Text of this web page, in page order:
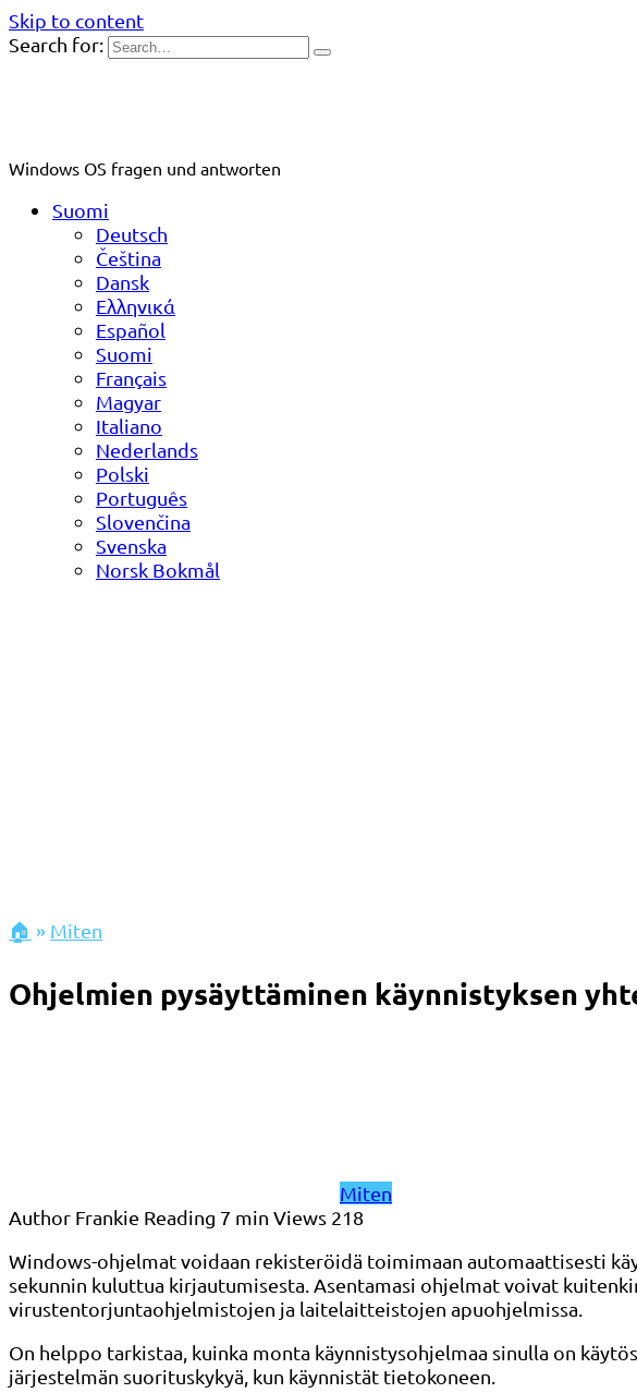
Skip to content
Search for:
Windows OS fragen und antworten
Suomi
Deutsch
Čeština
Dansk
Ελληνικά
Español
Suomi
Français
Magyar
Italiano
Nederlands
Polski
Português
Slovenčina
Svenska
Norsk Bokmål
🏠 » Miten
Ohjelmien pysäyttäminen käynnistyksen
Miten
Author Frankie Reading 7 min Views 218
Windows-ohjelmat voidaan rekisteröidä toimimaan automaattisesti
sekunnin kuluttua kirjautumisesta. Asentamasi ohjelmat voivat
virustentorjuntaohjelmistojen ja laitelaitteistojen apuohjelmissa.
On helppo tarkistaa, kuinka monta käynnistysohjelmaa sinulla on
järjestelmän suorituskykyä, kun käynnistät tietokoneen.